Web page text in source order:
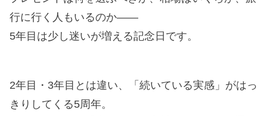
行に行く人もいるのか——
5年目は少し迷いが増える記念日です。
2年目・3年目とは違い、「続いている実感」がはっ
きりしてくる5周年。